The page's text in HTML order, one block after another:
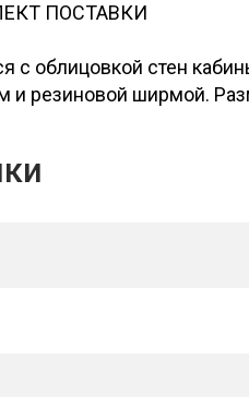
ПОСТАВКИ
с облицовкой стен
и резиновой ширмой.